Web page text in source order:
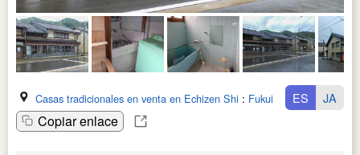
Casas tradicionales en venta en Echizen Shi : Fukui Ken
Copiar enlace
ES JA